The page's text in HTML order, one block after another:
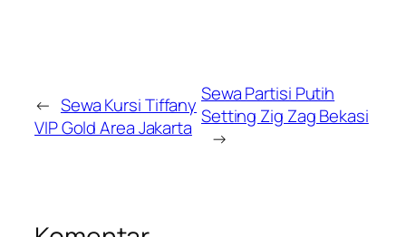
← Sewa Kursi Tiffany
VIP Gold Area Jakarta
Sewa Partisi Putih
Setting Zig Zag Bekasi
→